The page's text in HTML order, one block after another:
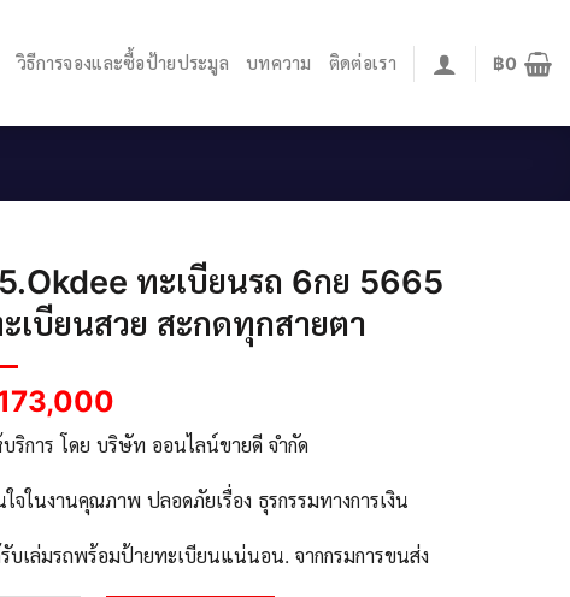
วิธีการจองและซื้อป้ายประมูล บทความ ติดต่อเรา ฿0
ทะเบียนรถ 6กย 5665
เบียนสวย สะกดทุกสายตา
ริการ โดย บริษัท ออนไลน์ขายดี จำกัด
จในงานคุณภาพ ปลอดภัยเรื่อง ธุรกรรมทางการเงิน
บเล่มรถพร้อมป้ายทะเบียนแน่นอน. จากกรมการขนส่ง